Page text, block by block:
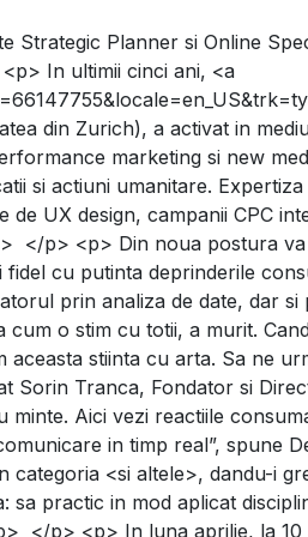
cu un
Strategic Planner si Online
In ultimii cinci ani, <a
din Zurich), a activat in
marketing si new
si actiuni umanitare.
UX design, campanii CPC
</p> <p> Din noua postura
cu putinta deprinderile
prin analiza de date, dar si
o stim cu totii, a murit.
stiinta cu arta. Sa ne
Sorin Tranca, Fondator si
Aici vezi reactiile
in timp real”, spune
categoria <si altele>, dandu-i
practic in mod aplicat
</p> <p> In luna aprilie, la